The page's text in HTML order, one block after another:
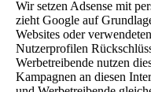
Wir setzen Adsense mit
zieht Google auf
Websites oder
Nutzerprofilen
Werbetreibende nutzen
Kampagnen an diesen